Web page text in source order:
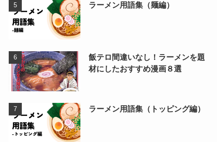
ラーメン用語集（麺編）
飯テロ間違いなし！ラーメンを題
材にしたおすすめ漫画８選
ラーメン用語集（トッピング編）